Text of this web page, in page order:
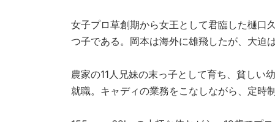
女子プロ草創期から女王として君臨した樋口
つ子である。岡本は海外に雄飛したが、大迫
農家の11人兄妹の末っ子として育ち、貧しい
就職。キャディの業務をこなしながら、定時